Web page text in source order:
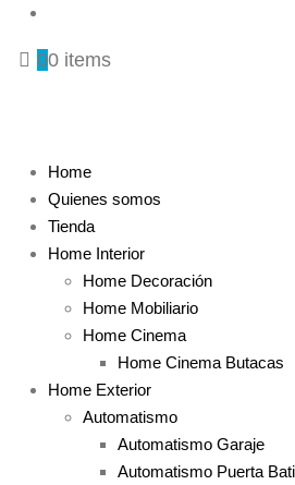
00 items
Home
Quienes somos
Tienda
Home Interior
Home Decoración
Home Mobiliario
Home Cinema
Home Cinema Butacas
Home Exterior
Automatismo
Automatismo Garaje
Automatismo Puerta